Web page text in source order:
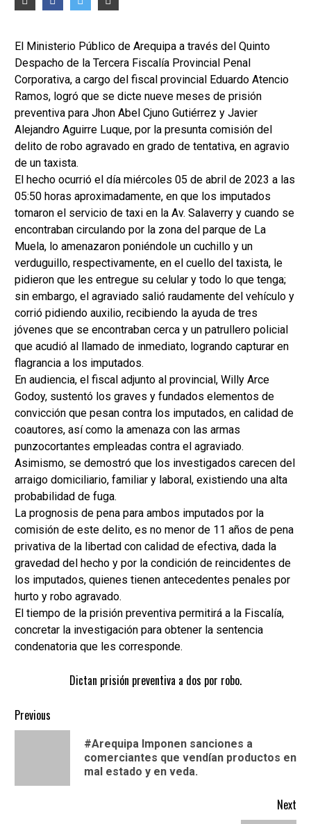
El Ministerio Público de Arequipa a través del Quinto
Despacho de la Tercera Fiscalía Provincial Penal
Corporativa, a cargo del fiscal provincial Eduardo Atencio
Ramos, logró que se dicte nueve meses de prisión
preventiva para Jhon Abel Cjuno Gutiérrez y Javier
Alejandro Aguirre Luque, por la presunta comisión del
delito de robo agravado en grado de tentativa, en agravio
de un taxista.
El hecho ocurrió el día miércoles 05 de abril de 2023 a las
05:50 horas aproximadamente, en que los imputados
tomaron el servicio de taxi en la Av. Salaverry y cuando se
encontraban circulando por la zona del parque de La
Muela, lo amenazaron poniéndole un cuchillo y un
verduguillo, respectivamente, en el cuello del taxista, le
pidieron que les entregue su celular y todo lo que tenga;
sin embargo, el agraviado salió raudamente del vehículo y
corrió pidiendo auxilio, recibiendo la ayuda de tres
jóvenes que se encontraban cerca y un patrullero policial
que acudió al llamado de inmediato, logrando capturar en
flagrancia a los imputados.
En audiencia, el fiscal adjunto al provincial, Willy Arce
Godoy, sustentó los graves y fundados elementos de
convicción que pesan contra los imputados, en calidad de
coautores, así como la amenaza con las armas
punzocortantes empleadas contra el agraviado.
Asimismo, se demostró que los investigados carecen del
arraigo domiciliario, familiar y laboral, existiendo una alta
probabilidad de fuga.
La prognosis de pena para ambos imputados por la
comisión de este delito, es no menor de 11 años de pena
privativa de la libertad con calidad de efectiva, dada la
gravedad del hecho y por la condición de reincidentes de
los imputados, quienes tienen antecedentes penales por
hurto y robo agravado.
El tiempo de la prisión preventiva permitirá a la Fiscalía,
concretar la investigación para obtener la sentencia
condenatoria que les corresponde.
Dictan prisión preventiva a dos por robo.
Continue
Previous
#Arequipa Imponen sanciones a
comerciantes que vendían productos en
mal estado y en veda.
Next